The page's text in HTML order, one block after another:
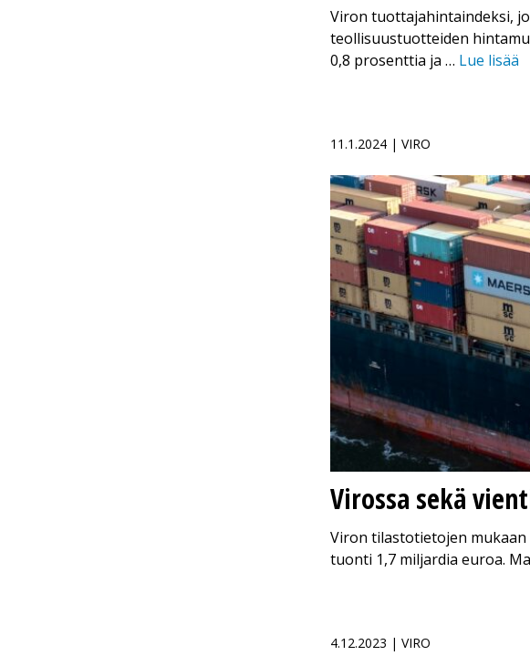
Viron tuottajahintaindeksi,
teollisuustuotteiden
0,8 prosenttia ja … Lue lisää
11.1.2024 | VIRO
Virossa sekä
Viron tilastotietojen mukaan
tuonti 1,7 miljardia euroa.
4.12.2023 | VIRO